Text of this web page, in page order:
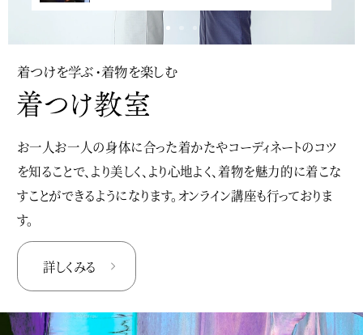
着つけを学ぶ・着物を楽しむ
お一人お一人の身体に合った着かたやコーディネートのコツ
を知ることで、より美しく、より心地よく、着物を魅力的に着こな
すことができるようになります。オンライン講座も行っておりま
す。
詳しくみる